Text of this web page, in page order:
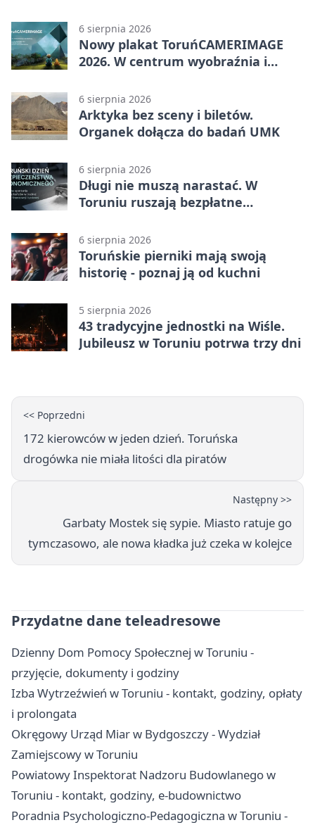
6 sierpnia 2026
Nowy plakat ToruńCAMERIMAGE
2026. W centrum wyobraźnia i
6 sierpnia 2026
Arktyka bez sceny i biletów.
Organek dołącza do badań UMK
6 sierpnia 2026
Długi nie muszą narastać. W
Toruniu ruszają bezpłatne
6 sierpnia 2026
Toruńskie pierniki mają swoją
historię - poznaj ją od kuchni
5 sierpnia 2026
43 tradycyjne jednostki na Wiśle.
Jubileusz w Toruniu potrwa trzy dni
<< Poprzedni
172 kierowców w jeden dzień. Toruńska
drogówka nie miała litości dla piratów
Następny >>
Garbaty Mostek się sypie. Miasto ratuje go
tymczasowo, ale nowa kładka już czeka w kolejce
Przydatne dane teleadresowe
Dzienny Dom Pomocy Społecznej w Toruniu -
przyjęcie, dokumenty i godziny
Izba Wytrzeźwień w Toruniu - kontakt, godziny, opłaty
i prolongata
Okręgowy Urząd Miar w Bydgoszczy - Wydział
Zamiejscowy w Toruniu
Powiatowy Inspektorat Nadzoru Budowlanego w
Toruniu - kontakt, godziny, e-budownictwo
Poradnia Psychologiczno-Pedagogiczna w Toruniu -